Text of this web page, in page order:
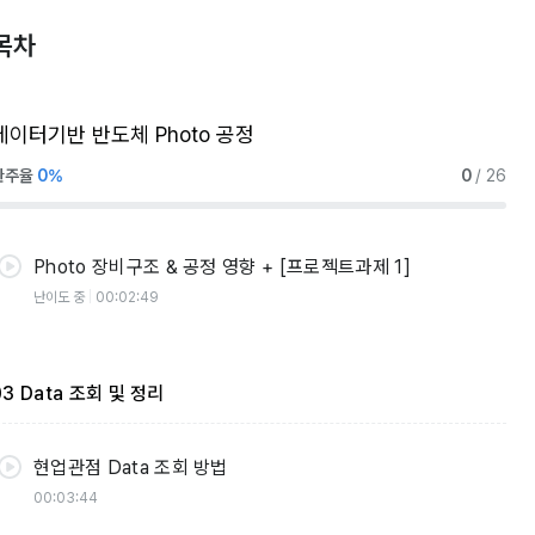
차
이터기반 반도체 Photo 공정
주율 0% 0 / 26
00:04:37
00:03:08
CD 영향 Source Para (Energy, Focus)
Photo 장비구조 & 공정 영향 + [프로젝트과제 1]
난이도 중 00:02:49
Data 조회 및 정리
현업관점 Data 조회 방법
00:03:44